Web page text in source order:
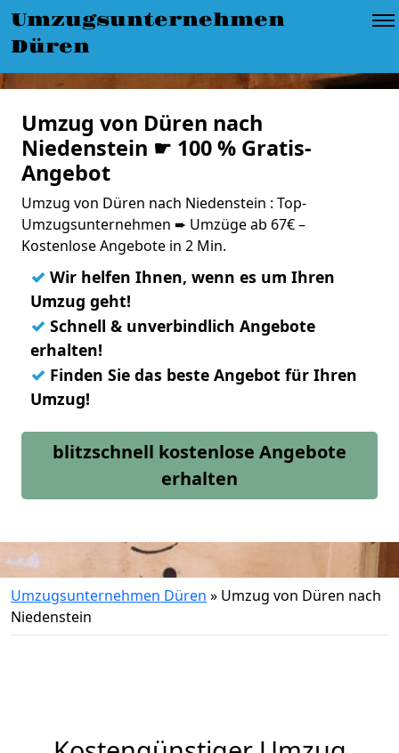
Umzugsunternehmen
Düren
Umzug von Düren nach
Niedenstein ☛ 100 % Gratis-
Angebot
Umzug von Düren nach Niedenstein : Top-
Umzugsunternehmen ➨ Umzüge ab 67€ –
Kostenlose Angebote in 2 Min.
✓ Wir helfen Ihnen, wenn es um Ihren
Umzug geht!
✓ Schnell & unverbindlich Angebote
erhalten!
✓ Finden Sie das beste Angebot für Ihren
Umzug!
blitzschnell kostenlose Angebote
erhalten
Umzugsunternehmen Düren » Umzug von Düren nach
Niedenstein